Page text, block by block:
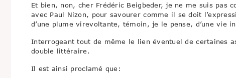
Et bien, non, cher Frédéric Beigbeder, je ne me suis pas
avec Paul Nizon, pour savourer comme il se doit
d’une plume virevoltante, témoin, je le pense, d’une vie
Interrogeant tout de même le lien éventuel de certaines
double littéraire.
Il est ainsi proclamé que: